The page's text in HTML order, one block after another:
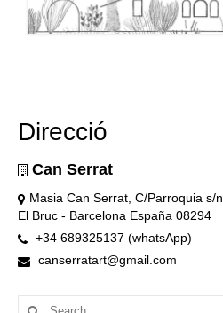
Direcció
Can Serrat
Masia Can Serrat, C/Parroquia s/n
El Bruc - Barcelona España 08294
+34 689325137 (whatsApp)
canserratart@gmail.com
Search